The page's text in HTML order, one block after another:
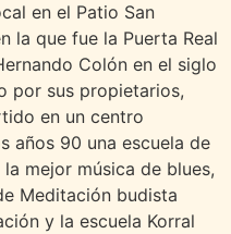
en el Patio San
la que fue la Puerta Real
Colón en el siglo
por sus propietarios,
en un centro
años 90 una escuela de
la mejor música de blues,
Meditación budista
y la escuela Korral